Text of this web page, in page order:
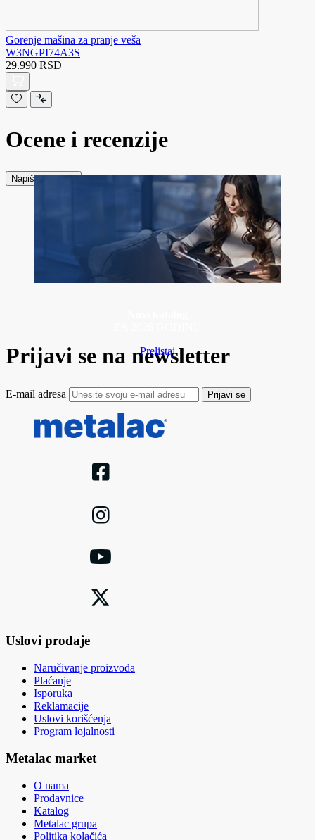
Gorenje mašina za pranje veša
W3NGPI74A3S
29.990 RSD
Ocene i recenzije
Napiši recenziju
Prelistaj
Prijavi se na newsletter
E-mail adresa Prijavi se
Uslovi prodaje
Naručivanje proizvoda
Plaćanje
Isporuka
Reklamacije
Uslovi korišćenja
Program lojalnosti
Metalac market
O nama
Prodavnice
Katalog
Metalac grupa
Politika kolačića